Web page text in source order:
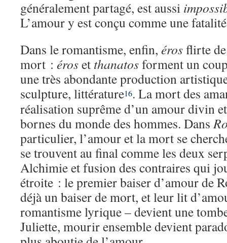
généralement partagé, est aussi
L’amour y est conçu comme une
Dans le romantisme, enfin, érosflirte
mort : éroset thanatosforment un
une très abondante production
sculpture, littérature16. La mort des
réalisation suprême d’un amour divin
bornes du monde des hommes. Dans
particulier, l’amour et la mort se
se trouvent au final comme les deux
Alchimie et fusion des contraires qui
étroite : le premier baiser d’amour de
déjà un baiser de mort, et leur lit
romantisme lyrique – devient une
Juliette, mourir ensemble devient